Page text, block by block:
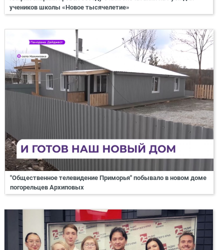
учеников школы «Новое тысячелетие»
"Общественное телевидение Приморья" побывало в новом доме
погорельцев Архиповых